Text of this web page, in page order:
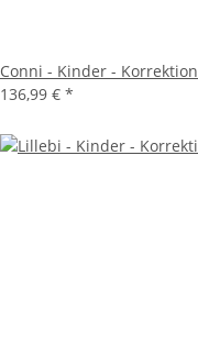
Conni - Kinder -
136,99 € *